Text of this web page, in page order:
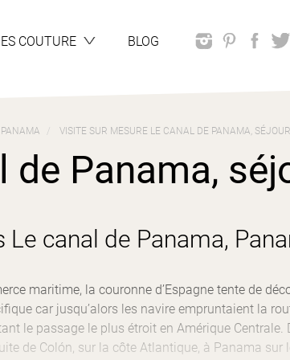
COUTURE BLOG
PANAMA VISITE SUR MESURE LE CANAL DE PANAMA,
Panama,
canal de Panama,
maritime, la couronne d’Espagne tente de
car jusqu’alors les navire empruntaient la
le passage le plus étroit en Amérique Centrale.
de Colón, sur la côte Atlantique, à Panama sur